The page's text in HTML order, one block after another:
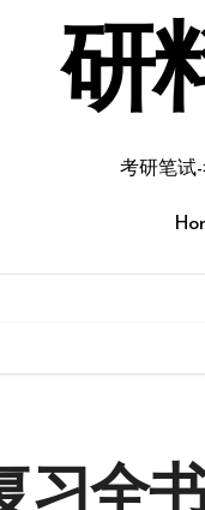
研
考研笔试
习全